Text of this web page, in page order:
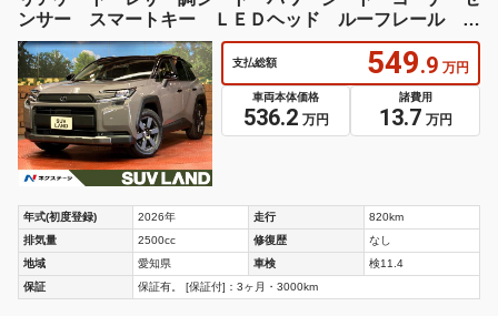
ンサー スマートキー ＬＥＤヘッド ルーフレール Ｅ
ＴＣ２．０
支払総額 549.9 万円
車両本体価格
536.2 万円
諸費用
13.7 万円
年式(初度登録) 2026年 走行
820km
排気量
2500cc 修復歴
なし
地域
愛知県 車検
検11.4
保証
保証有。 [保証付]：3ヶ月・3000km